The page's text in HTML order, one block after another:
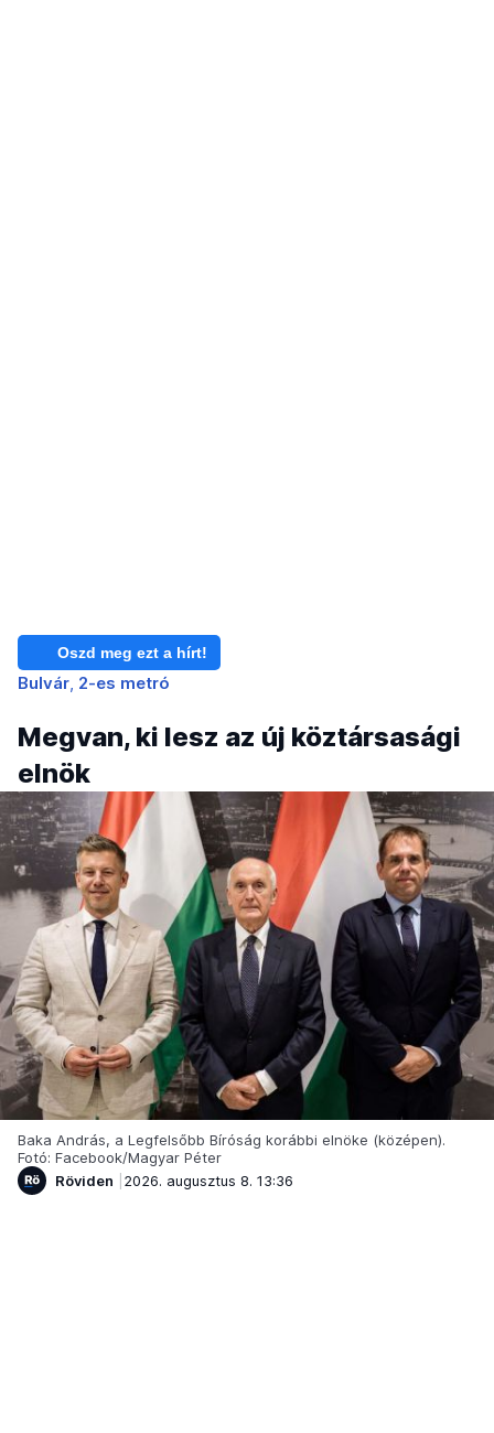
Oszd meg ezt a hírt!
Bulvár 2-es metró
Megvan, ki lesz az új köztársasági
elnök
Baka András, a Legfelsőbb Bíróság korábbi elnöke (középen).
Fotó: Facebook/Magyar Péter
Röviden
2026. augusztus 8. 13:36